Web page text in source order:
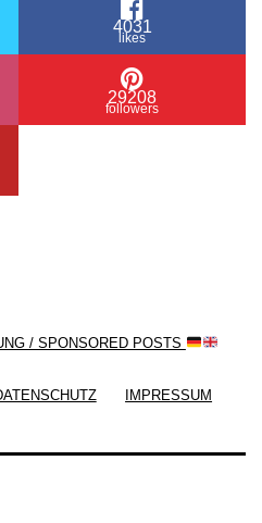
4031
likes
29208
followers
/ SPONSORED POSTS
IMPRESSUM